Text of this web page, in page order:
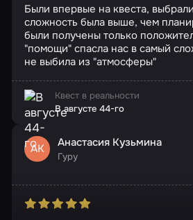
Были впервые на квеста,
сложность была выше, чем
были получены только
"помощи" спасла нас в самый
не выбила из "атмосферы"
Квест в реальности
В августе 44-го
АК Анастасия Кузьмина
Гуру